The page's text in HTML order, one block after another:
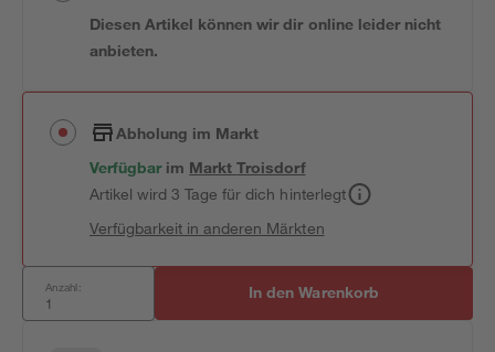
Diesen Artikel können wir dir online leider nicht
anbieten.
Abholung im Markt
Verfügbar im MarktTroisdorf
Artikel wird 3 Tage für dich hinterlegt
Verfügbarkeit in anderen Märkten
Anzahl: In den Warenkorb